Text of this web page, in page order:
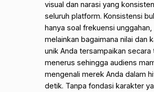
visual dan narasi yang
seluruh platform. Konsistensi
hanya soal frekuensi unggahan,
melainkan bagaimana nilai dan
unik Anda tersampaikan secara
menerus sehingga audiens
mengenali merek Anda dalam
detik. Tanpa fondasi karakter